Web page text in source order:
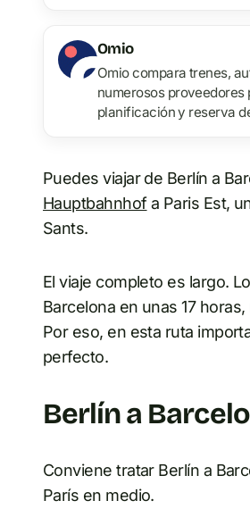
Omio
Omio compara trenes,
numerosos proveedores
planificación y reserva
Puedes viajar de Berlín a
Hauptbahnhofa Paris Est,
Sants.
El viaje completo es largo.
Barcelona en unas 17
Por eso, en esta ruta
perfecto.
Berlín a
Conviene tratar Berlín a
París en medio.